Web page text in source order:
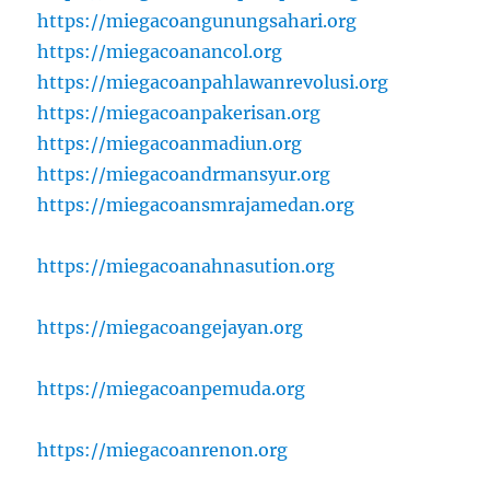
https://miegacoangunungsahari.org
https://miegacoanancol.org
https://miegacoanpahlawanrevolusi.org
https://miegacoanpakerisan.org
https://miegacoanmadiun.org
https://miegacoandrmansyur.org
https://miegacoansmrajamedan.org
https://miegacoanahnasution.org
https://miegacoangejayan.org
https://miegacoanpemuda.org
https://miegacoanrenon.org